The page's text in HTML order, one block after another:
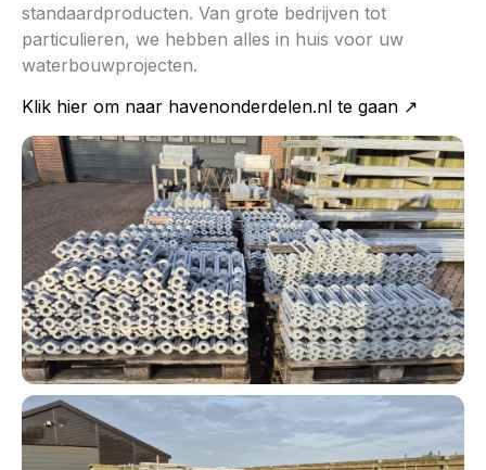
standaardproducten. Van grote bedrijven tot
particulieren, we hebben alles in huis voor uw
waterbouwprojecten.
Klik hier om naar havenonderdelen.nl te gaan ↗